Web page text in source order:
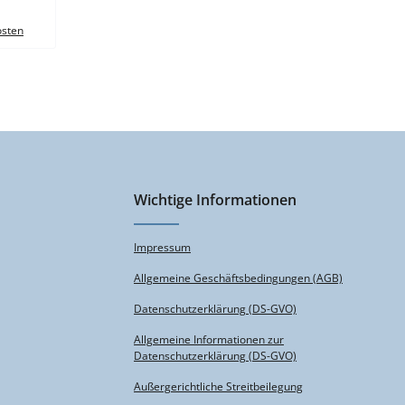
VE
Wichtige Informationen
Impressum
Allgemeine Geschäftsbedingungen (AGB)
Datenschutzerklärung (DS-GVO)
Allgemeine Informationen zur
Datenschutzerklärung (DS-GVO)
Außergerichtliche Streitbeilegung